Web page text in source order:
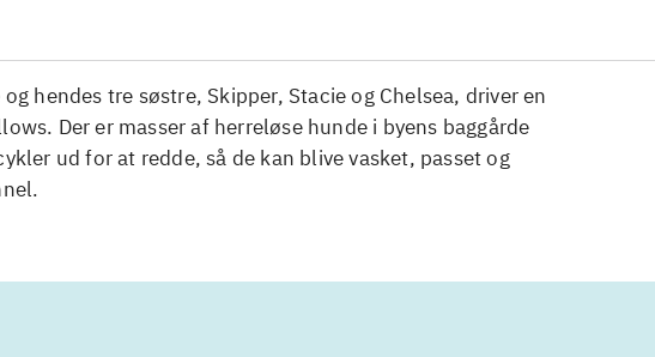
hendes tre søstre, Skipper, Stacie og Chelsea, driver en
Der er masser af herreløse hunde i byens baggårde
ud for at redde, så de kan blive vasket, passet og